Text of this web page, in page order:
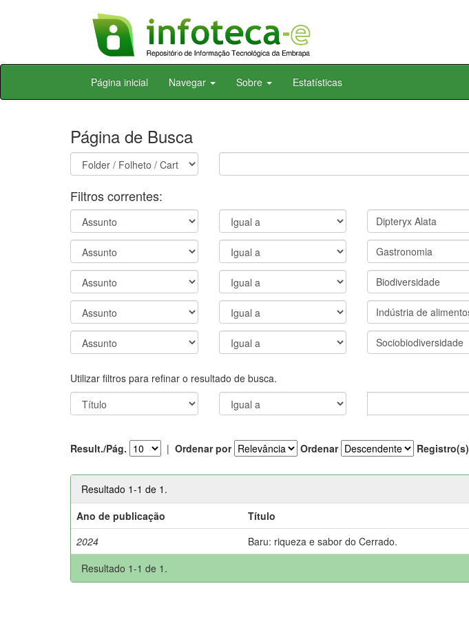
Skip
Página inicial Navegar Sobre Estatísticas
Página de Busca
Filtros correntes:
Utilizar filtros para refinar o resultado de busca.
Result./Pág. | Ordenar por Ordenar Registro(s)
Resultado 1-1 de 1.
Ano de publicação
Título
2024
Baru: riqueza e sabor do Cerrado.
Resultado 1-1 de 1.